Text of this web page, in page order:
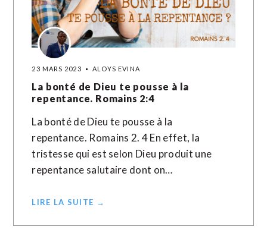
23 MARS 2023 ALOYS EVINA
La bonté de Dieu te pousse à la
repentance. Romains 2:4
La bonté de Dieu te pousse à la
repentance. Romains 2. 4 En effet, la
tristesse qui est selon Dieu produit une
repentance salutaire dont on…
LIRE LA SUITE →